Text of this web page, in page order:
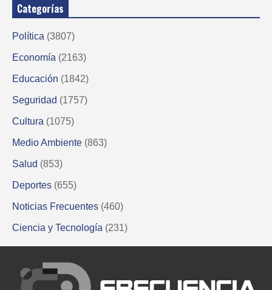
Categorías
Política (3807)
Economía (2163)
Educación (1842)
Seguridad (1757)
Cultura (1075)
Medio Ambiente (863)
Salud (853)
Deportes (655)
Noticias Frecuentes (460)
Ciencia y Tecnología (231)